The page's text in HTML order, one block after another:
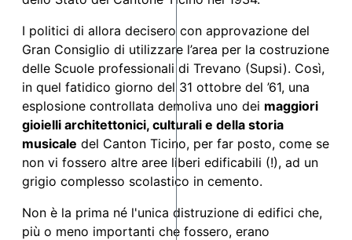
I politici di allora decisero con approvazione del
Gran Consiglio di utilizzare l’area per la costruzione
delle Scuole professionali di Trevano (Supsi). Così,
in quel fatidico giorno del 31 ottobre del ’61, una
esplosione controllata demoliva uno dei maggiori
gioielli architettonici, culturali e della storia
musicale del Canton Ticino, per far posto, come se
non vi fossero altre aree liberi edificabili (!), ad un
grigio complesso scolastico in cemento.
Non è la prima né l'unica distruzione di edifici che,
più o meno importanti che fossero, erano